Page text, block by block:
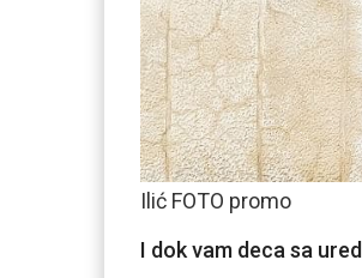
Ilić FOTO promo
I dok vam deca sa